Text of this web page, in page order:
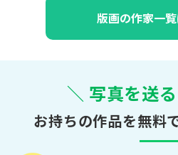
版画の作家一
＼ 写真を送
お持ちの作品を無料